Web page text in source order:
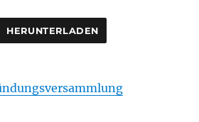
HERUNTERLADEN